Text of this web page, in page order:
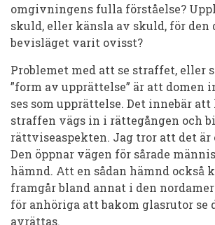
omgivningens fulla förståelse?
skuld, eller känsla av skuld, för den
bevisläget varit ovisst?
Problemet med att se straffet, eller
”form av upprättelse” är att domen
ses som upprättelse. Det innebär
straffen vägs in i rättegången och
rättviseaspekten. Jag tror att det är
Den öppnar vägen för sårade
hämnd. Att en sådan hämnd också
framgår bland annat i den
för anhöriga att bakom glasrutor se
avrättas.